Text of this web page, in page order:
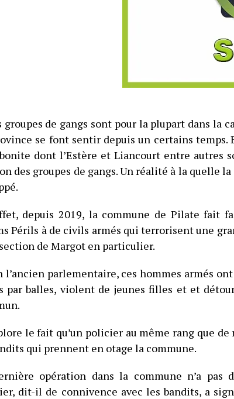
groupes de gangs sont pour la plupart dans la
se font sentir depuis un certains temps.
dont l’Estère et Liancourt entre autres
des groupes de gangs. Un réalité à la quelle
depuis 2019, la commune de Pilate fait
Périls à de civils armés qui terrorisent une
de Margot en particulier.
l’ancien parlementaire, ces hommes armés
par balles, violent de jeunes filles et et
le fait qu’un policier au même rang que de
qui prennent en otage la commune.
opération dans la commune n’a pas
dit-il de connivence avec les bandits, a